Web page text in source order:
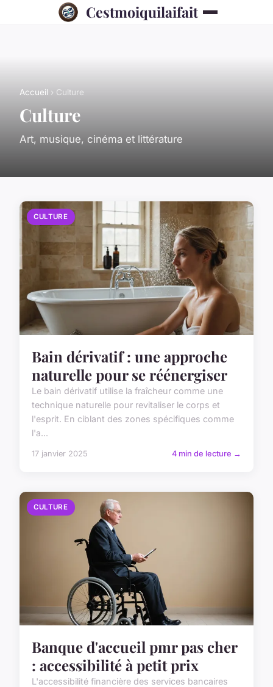
Cestmoiquilaifait
Accueil › Culture
Culture
Art, musique, cinéma et littérature
CULTURE
Bain dérivatif : une approche
naturelle pour se réénergiser
Le bain dérivatif utilise la fraîcheur comme une
technique naturelle pour revitaliser le corps et
l'esprit. En ciblant des zones spécifiques comme
l'a...
17 janvier 2025 4 min de lecture →
CULTURE
Banque d'accueil pmr pas cher
: accessibilité à petit prix
L'accessibilité financière des services bancaires